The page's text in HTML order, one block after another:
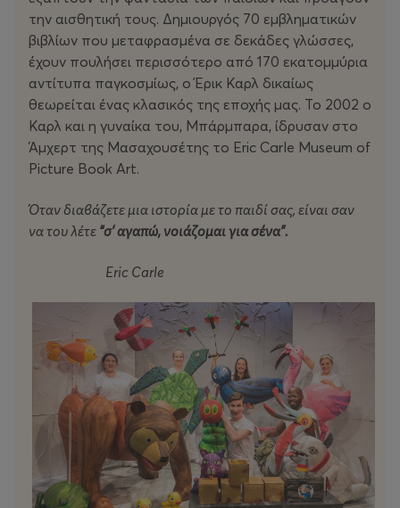
την αισθητική τους. Δημιουργός 70 εμβληματικών
βιβλίων που μεταφρασμένα σε δεκάδες γλώσσες,
έχουν πουλήσει περισσότερο από 170 εκατομμύρια
αντίτυπα παγκοσμίως, ο Έρικ Καρλ δικαίως
θεωρείται ένας κλασικός της εποχής μας. Το 2002 ο
Καρλ και η γυναίκα του, Μπάρμπαρα, ίδρυσαν στο
Άμχερτ της Μασαχουσέτης το Eric Carle Museum of
Picture Book Art.
Όταν διαβάζετε μια ιστορία με το παιδί σας, είναι σαν
να του λέτε “σ’ αγαπώ, νοιάζομαι για σένα”.
Eric Carle